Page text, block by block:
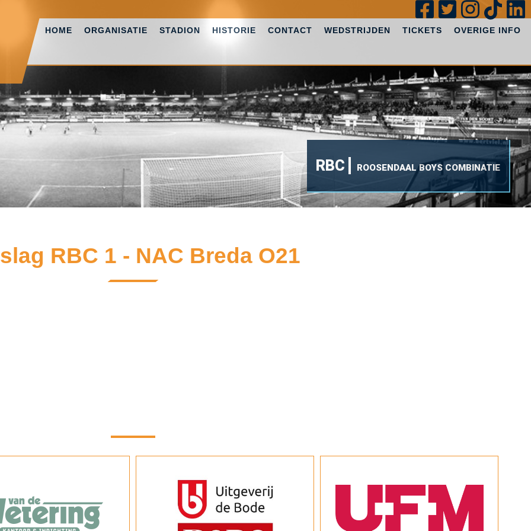
RBC ROOSENDAAL BOYS COMBINATIE
HOME ORGANISATIE STADION HISTORIE CONTACT WEDSTRIJDEN TICKETS OVERIGE INFO
RBC 1 - NAC Breda O21